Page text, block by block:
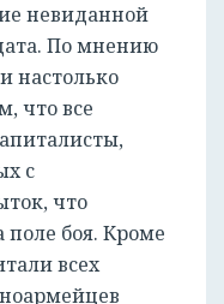
невиданной
По мнению
настолько
что все
с
что
боя. Кроме
всех